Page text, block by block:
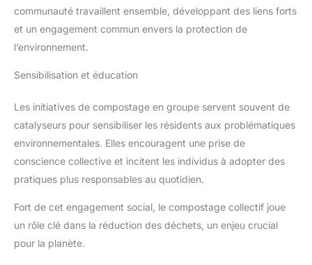
communauté travaillent ensemble, développant des liens forts
et un engagement commun envers la protection de
l’environnement.
Sensibilisation et éducation
Les initiatives de compostage en groupe servent souvent de
catalyseurs pour sensibiliser les résidents aux problématiques
environnementales. Elles encouragent une prise de
conscience collective et incitent les individus à adopter des
pratiques plus responsables au quotidien.
Fort de cet engagement social, le compostage collectif joue
un rôle clé dans la réduction des déchets, un enjeu crucial
pour la planète.